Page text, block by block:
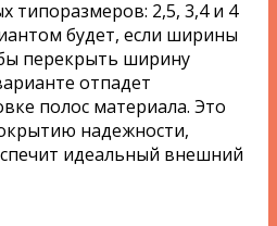
типоразмеров: 2,5, 3,4 и 4
будет, если ширины
перекрыть ширину
отпадет
полос материала. Это
надежности,
идеальный внешний